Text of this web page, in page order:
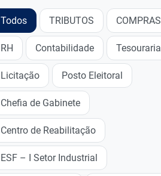
Todos TRIBUTOS COMPRAS
RH Contabilidade Tesouraria
Licitação Posto Eleitoral
Chefia de Gabinete
Centro de Reabilitação
ESF – I Setor Industrial